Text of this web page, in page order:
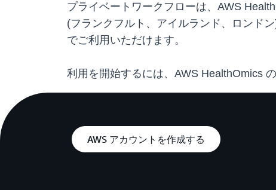
プライベートワークフローは、AWS
(フランクフルト、アイルランド、ロンド
でご利用いただけます。
利用を開始するには、AWS HealthOmics の
AWS アカウントを作成する